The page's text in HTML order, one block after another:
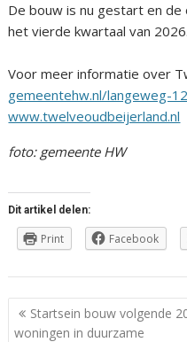
De bouw is nu gestart en
het vierde kwartaal van 2026.
Voor meer informatie over
gemeentehw.nl/langeweg-12
www.twelveoudbeijerland.nl
foto: gemeente HW
Dit artikel delen:
Print Facebook
Berichtnavigatie
Startsein bouw volgende
woningen in duurzame